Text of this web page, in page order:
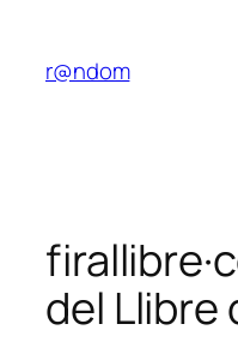
contenido
r@ndom
del Llibre